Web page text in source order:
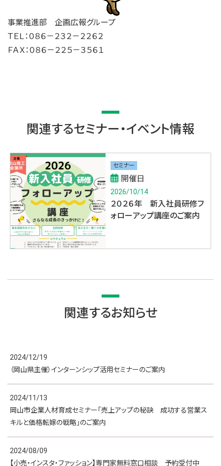
事業推進部 企画広報グループ
ＴＥＬ：０８６－２３２－２２６２
ＦＡＸ：０８６－２２５－３５６１
関連するセミナー・イベント情報
セミナー
開催日
2026/10/14
２０２６年 新入社員研修フ
ォローアップ講座のご案内
関連するお知らせ
2024/12/19
（岡山県主催）インターンシップ活用セミナーのご案内
2024/11/13
岡山市企業人材育成セミナー「売上アップの秘訣 成功する営業ス
キルと価格転嫁の戦略」のご案内
2024/08/09
【小売・インスタ・ファッション】専門家無料窓口相談 予約受付中